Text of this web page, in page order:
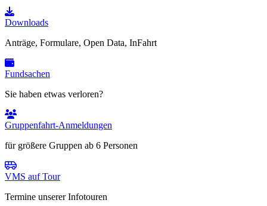
Downloads
Anträge, Formulare, Open Data, InFahrt
Fundsachen
Sie haben etwas verloren?
Gruppenfahrt-Anmeldungen
für größere Gruppen ab 6 Personen
VMS auf Tour
Termine unserer Infotouren